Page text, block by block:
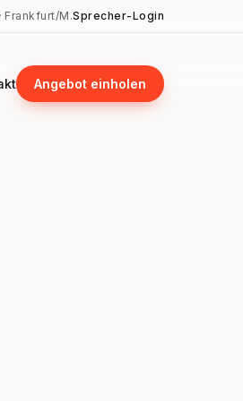
Frankfurt/M.Sprecher-Login
Angebot einholen